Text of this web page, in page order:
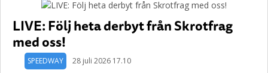
LIVE: Följ heta derbyt från Skrotfrag
med oss!
SPEEDWAY 28 juli 2026 17.10